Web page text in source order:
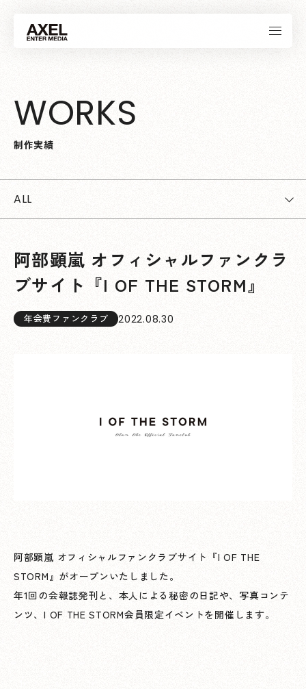
WORKS
制作実績
ALL
阿部顕嵐 オフィシャルファンクラ
ブサイト『I OF THE STORM』
年会費ファンクラブ 2022.08.30
阿部顕嵐 オフィシャルファンクラブサイト『I OF THE
STORM』がオープンいたしました。
年1回の会報誌発刊と、本人による秘密の日記や、写真コンテ
ンツ、I OF THE STORM会員限定イベントを開催します。